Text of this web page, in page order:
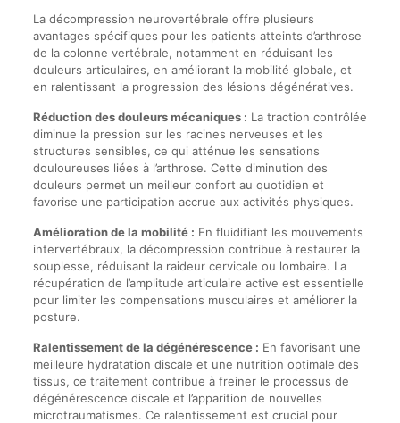
La décompression neurovertébrale offre plusieurs
avantages spécifiques pour les patients atteints d’arthrose
de la colonne vertébrale, notamment en réduisant les
douleurs articulaires, en améliorant la mobilité globale, et
en ralentissant la progression des lésions dégénératives.
Réduction des douleurs mécaniques : La traction contrôlée
diminue la pression sur les racines nerveuses et les
structures sensibles, ce qui atténue les sensations
douloureuses liées à l’arthrose. Cette diminution des
douleurs permet un meilleur confort au quotidien et
favorise une participation accrue aux activités physiques.
Amélioration de la mobilité : En fluidifiant les mouvements
intervertébraux, la décompression contribue à restaurer la
souplesse, réduisant la raideur cervicale ou lombaire. La
récupération de l’amplitude articulaire active est essentielle
pour limiter les compensations musculaires et améliorer la
posture.
Ralentissement de la dégénérescence : En favorisant une
meilleure hydratation discale et une nutrition optimale des
tissus, ce traitement contribue à freiner le processus de
dégénérescence discale et l’apparition de nouvelles
microtraumatismes. Ce ralentissement est crucial pour